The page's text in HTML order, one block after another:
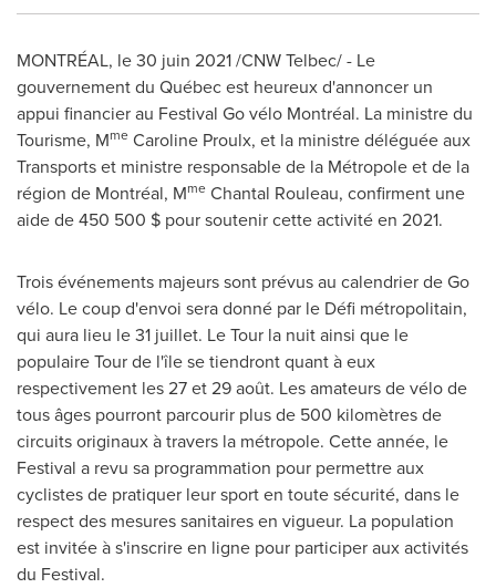
MONTRÉAL, le 30 juin 2021 /CNW Telbec/ - Le
gouvernement du Québec est heureux d'annoncer un
appui financier au Festival Go vélo Montréal. La ministre du
Tourisme, Mme Caroline Proulx, et la ministre déléguée aux
Transports et ministre responsable de la Métropole et de la
région de Montréal, Mme Chantal Rouleau, confirment une
aide de 450 500 $ pour soutenir cette activité en 2021.
Trois événements majeurs sont prévus au calendrier de Go
vélo. Le coup d'envoi sera donné par le Défi métropolitain,
qui aura lieu le 31 juillet. Le Tour la nuit ainsi que le
populaire Tour de l'île se tiendront quant à eux
respectivement les 27 et 29 août. Les amateurs de vélo de
tous âges pourront parcourir plus de 500 kilomètres de
circuits originaux à travers la métropole. Cette année, le
Festival a revu sa programmation pour permettre aux
cyclistes de pratiquer leur sport en toute sécurité, dans le
respect des mesures sanitaires en vigueur. La population
est invitée à s'inscrire en ligne pour participer aux activités
du Festival.